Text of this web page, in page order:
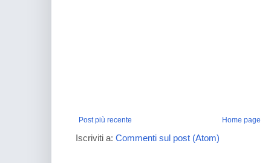
Post più recente Home page
Iscriviti a: Commenti sul post (Atom)